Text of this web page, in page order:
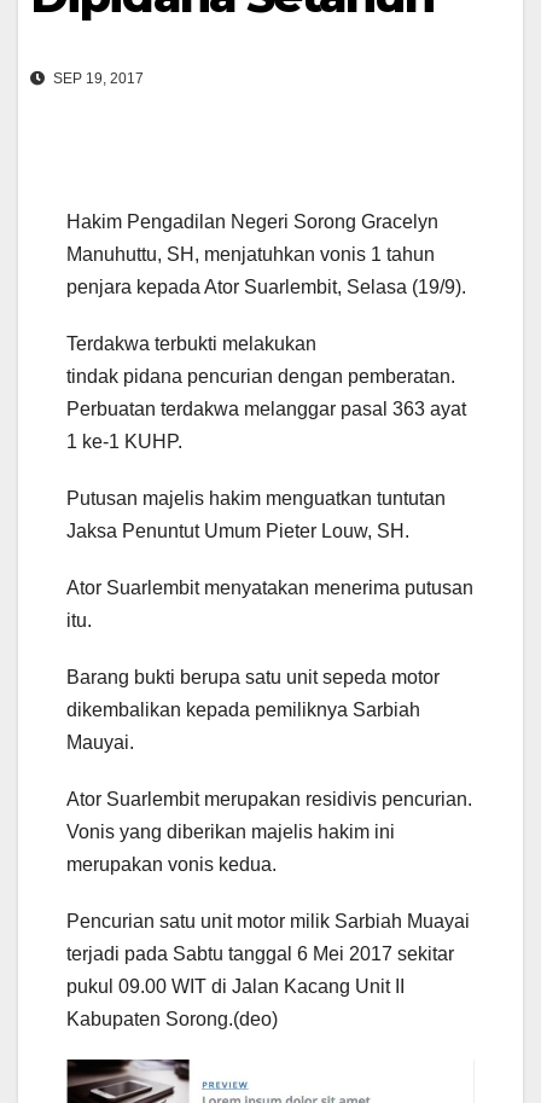
SEP 19, 2017
Hakim Pengadilan Negeri Sorong Gracelyn
Manuhuttu, SH, menjatuhkan vonis 1 tahun
penjara kepada Ator Suarlembit, Selasa (19/9).
Terdakwa terbukti melakukan
tindak pidana pencurian dengan pemberatan.
Perbuatan terdakwa melanggar pasal 363 ayat
1 ke-1 KUHP.
Putusan majelis hakim menguatkan tuntutan
Jaksa Penuntut Umum Pieter Louw, SH.
Ator Suarlembit menyatakan menerima putusan
itu.
Barang bukti berupa satu unit sepeda motor
dikembalikan kepada pemiliknya Sarbiah
Mauyai.
Ator Suarlembit merupakan residivis pencurian.
Vonis yang diberikan majelis hakim ini
merupakan vonis kedua.
Pencurian satu unit motor milik Sarbiah Muayai
terjadi pada Sabtu tanggal 6 Mei 2017 sekitar
pukul 09.00 WIT di Jalan Kacang Unit II
Kabupaten Sorong.(deo)